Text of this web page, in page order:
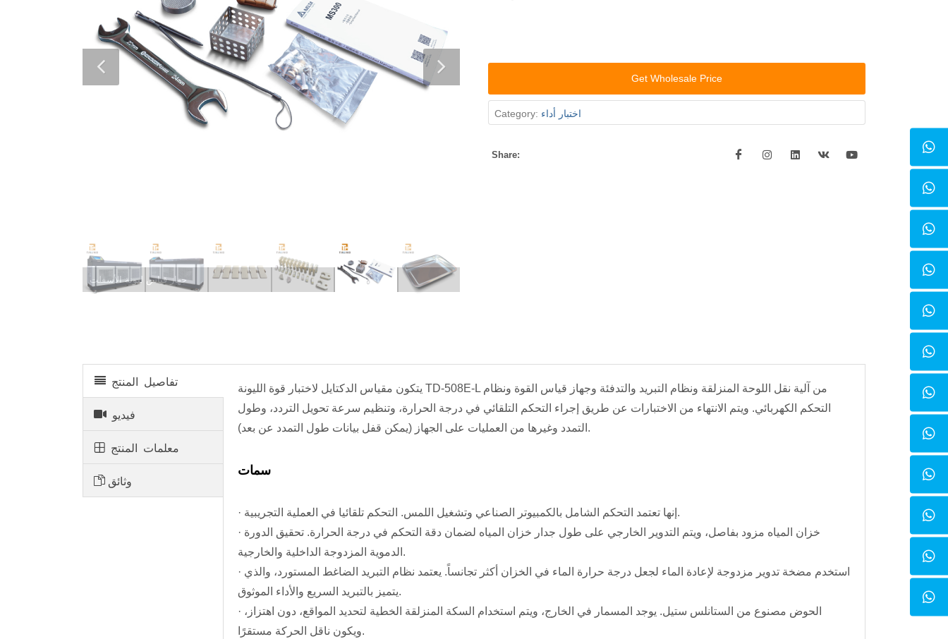
جهاز قياس ليونة الأسفلت
Get Wholesale Price
Category: اختبار أداء
Share:
تفاصيل المنتج
فيديو
معلمات المنتج
وثائق
يتكون مقياس الدكتايل لاختبار قوة الليونة TD-508E-L من آلية نقل اللوحة المنزلقة ونظام التبريد والتدفئة وجهاز قياس القوة ونظام
التحكم الكهربائي. ويتم الانتهاء من الاختبارات عن طريق إجراء التحكم التلقائي في درجة الحرارة، وتنظيم سرعة تحويل التردد، وطول
التمدد وغيرها من العمليات على الجهاز (يمكن قفل بيانات طول التمدد عن بعد).
سمات
· إنها تعتمد التحكم الشامل بالكمبيوتر الصناعي وتشغيل اللمس. التحكم تلقائيا في العملية التجريبية.
· خزان المياه مزود بفاصل، ويتم التدوير الخارجي على طول جدار خزان المياه لضمان دقة التحكم في درجة الحرارة. تحقيق الدورة
الدموية المزدوجة الداخلية والخارجية.
· استخدم مضخة تدوير مزدوجة لإعادة الماء لجعل درجة حرارة الماء في الخزان أكثر تجانساً. يعتمد نظام التبريد الضاغط المستورد، والذي
يتميز بالتبريد السريع والأداء الموثوق.
· الحوض مصنوع من الستانلس ستيل. يوجد المسمار في الخارج، ويتم استخدام السكة المنزلقة الخطية لتحديد المواقع، دون اهتزاز،
ويكون ناقل الحركة مستقرًا.